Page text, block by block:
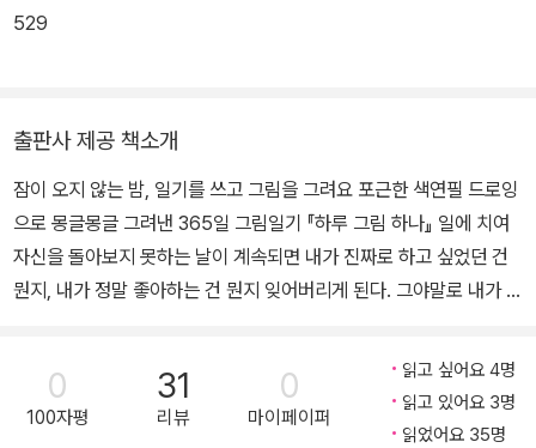
529
출판사 제공 책소개
잠이 오지 않는 밤, 일기를 쓰고 그림을 그려요 포근한 색연필 드로잉
으로 몽글몽글 그려낸 365일 그림일기 『하루 그림 하나』 일에 치여
자신을 돌아보지 못하는 날이 계속되면 내가 진짜로 하고 싶었던 건
뭔지, 내가 정말 좋아하는 건 뭔지 잊어버리게 된다. 그야말로 내가 나
시간을 돌이켜 보고 기억에 남는 일이 너무 적다는 사실에 충격을 받
았다고 회고한다. 그래서 생각해 낸 것이 바로 그림일기. 정성 어린 그
림과 글로 채워 나간 365일간의 일기 『하루 그림 하나』는, 반복된 매
0
100자평
31
리뷰
0
마이페이퍼
읽고 싶어요 4명
읽고 있어요 3명
읽었어요 35명